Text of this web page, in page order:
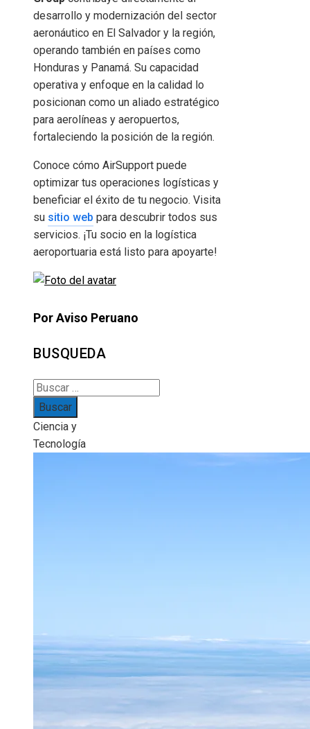
desarrollo y modernización del sector
aeronáutico en El Salvador y la región,
operando también en países como
Honduras y Panamá. Su capacidad
operativa y enfoque en la calidad lo
posicionan como un aliado estratégico
para aerolíneas y aeropuertos,
fortaleciendo la posición de la región.
Conoce cómo AirSupport puede
optimizar tus operaciones logísticas y
beneficiar el éxito de tu negocio. Visita
su sitio web para descubrir todos sus
servicios. ¡Tu socio en la logística
aeroportuaria está listo para apoyarte!
Por Aviso Peruano
BUSQUEDA
Buscar:
Ciencia y
Tecnología